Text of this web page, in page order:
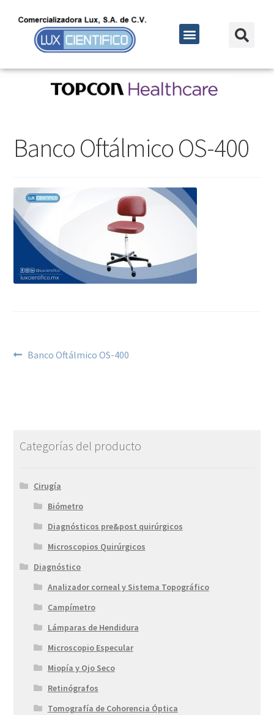
Banco Oftálmico OS-400
Banco Oftálmico OS-400
Categorías del producto
Cirugía
Biómetro
Diagnósticos pre&post quirúrgicos
Microscopios Quirúrgicos
Diagnóstico
Analizador corneal y Sistema Topográfico
Campímetro
Lámparas de Hendidura
Microscopio Especular
Miopía y Ojo Seco
Retinógrafos
Tomografía de Cohorencia Óptica